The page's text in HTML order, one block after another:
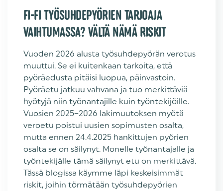
FI-FI TYÖSUHDEPYÖRIEN TARJOAJA
VAIHTUMASSA? VÄLTÄ NÄMÄ RISKIT
Vuoden 2026 alusta työsuhdepyörän verotus
muuttui. Se ei kuitenkaan tarkoita, että
pyöräedusta pitäisi luopua, päinvastoin.
Pyöräetu jatkuu vahvana ja tuo merkittäviä
hyötyjä niin työnantajille kuin työntekijöille.
Vuosien 2025–2026 lakimuutoksen myötä
veroetu poistui uusien sopimusten osalta,
mutta ennen 24.4.2025 hankittujen pyörien
osalta se on säilynyt. Monelle työnantajalle ja
työntekijälle tämä säilynyt etu on merkittävä.
Tässä blogissa käymme läpi keskeisimmät
riskit, joihin törmätään työsuhdepyörien